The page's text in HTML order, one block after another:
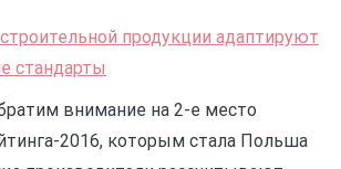
продукции адаптируют
стандарты
внимание на 2-е место
2016, которым стала Польша